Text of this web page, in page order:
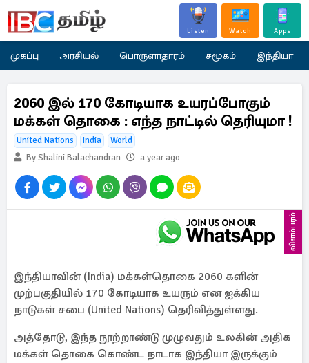
Listen Watch Apps
முகப்பு அரசியல் பொருளாதாரம் சமூகம் இந்தியா
2060 இல் 170 கோடியாக உயரப்போகும்
மக்கள் தொகை : எந்த நாட்டில் தெரியுமா !
United Nations India
World
By Shalini Balachandran
a year ago
விளம்பரம்
இந்தியாவின் (India) மக்கள்தொகை 2060 களின்
முற்பகுதியில் 170 கோடியாக உயரும் என ஐக்கிய
நாடுகள் சபை (United Nations) தெரிவித்துள்ளது.
அத்தோடு, இந்த நூற்றாண்டு முழுவதும் உலகின் அதிக
மக்கள் தொகை கொண்ட நாடாக இந்தியா இருக்கும்